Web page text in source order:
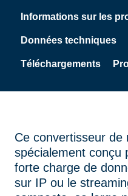
Informations sur les
Données techniques
Téléchargements
Ce convertisseur de
spécialement conçu
forte charge de
sur IP ou le